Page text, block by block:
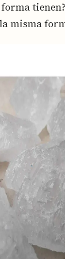
misma